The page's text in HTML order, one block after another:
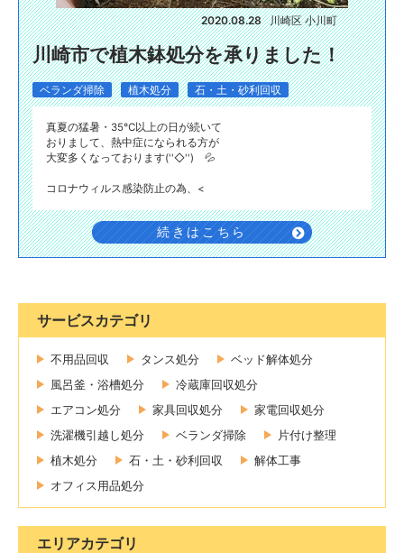
2020.08.28 川崎区 小川町
川崎市で植木鉢処分を承りました！
ベランダ掃除 植木処分 石・土・砂利回収
真夏の猛暑・35℃以上の日が続いて
おりまして、熱中症になられる方が
大変多くなっております(''◇'')ゞ💦
コロナウィルス感染防止の為、<
続きはこちら
サービスカテゴリ
不用品回収 タンス処分
ベッド解体処分
風呂釜・浴槽処分
冷蔵庫回収処分
エアコン処分
家具回収処分
家電回収処分
洗濯機引越し処分
ベランダ掃除
片付け整理
植木処分
石・土・砂利回収
解体工事
オフィス用品処分
エリアカテゴリ